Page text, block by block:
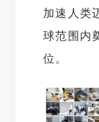
加速人类
球范围内
位。